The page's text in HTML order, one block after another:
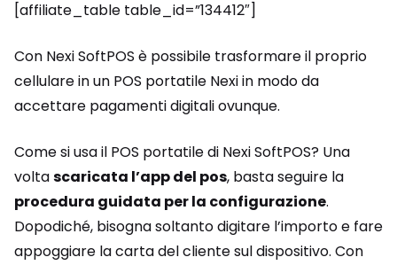
[affiliate_table table_id=”134412″]
Con Nexi SoftPOS è possibile trasformare il proprio
cellulare in un POS portatile Nexi in modo da
accettare pagamenti digitali ovunque.
Come si usa il POS portatile di Nexi SoftPOS? Una
voltascaricata l’app del pos, basta seguire la
procedura guidata per la configurazione.
Dopodiché, bisogna soltanto digitare l’importo e fare
appoggiare la carta del cliente sul dispositivo. Con